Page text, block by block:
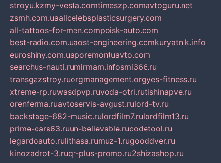
stroyu.kzmy-vesta.comtimeszp.comavtoguru.net
zsmh.com.uaallcelebsplasticsurgery.com
all-tattoos-for-men.compoisk-auto.com
best-radio.com.uaost-engineering.comkuryatnik.info
euroshiny.com.uaporemontuavto.com
searchus-nauti.rumirmam.infosmi366.ru
transgazstroy.ruorgmanagement.orgyes-fitness.ru
xtreme-rp.ruwasdpvp.ruvoda-otri.rutishinapve.ru
orenferma.ruavtoservis-avgust.rulord-tv.ru
backstage-682-music.rulordfilm7.rulordfilm13.ru
prime-cars63.ruun-believable.rucodetool.ru
legardoauto.rulithasa.rumuz-1.rugooddver.ru
kinozadrot-3.ruqr-plus-promo.ru2shizashop.ru